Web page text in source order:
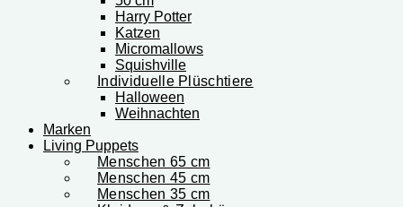
Harry Potter
Katzen
Micromallows
Squishville
Individuelle Plüschtiere
Halloween
Weihnachten
Marken
Living Puppets
Menschen 65 cm
Menschen 45 cm
Menschen 35 cm